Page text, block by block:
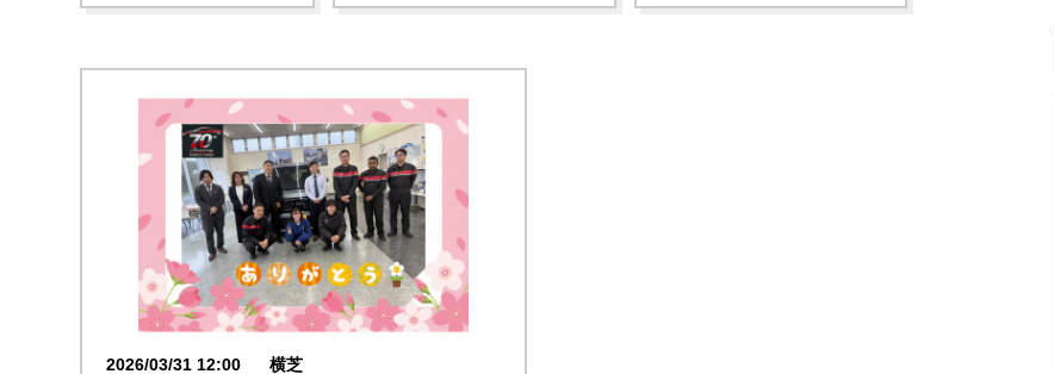
2026/03/31 12:00 横芝